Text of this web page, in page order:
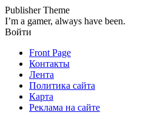
Publisher Theme
I’m a gamer, always have been.
Войти
Front Page
Контакты
Лента
Политика сайта
Карта
Реклама на сайте